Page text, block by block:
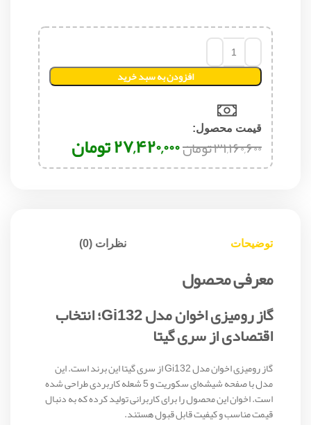
افزودن به سبد خرید
قیمت محصول:​
۳۱,۱۶۰,۶۰۰تومان۲۷,۴۲۰,۰۰۰تومان
توضیحات نظرات (0)
معرفی محصول
گاز رومیزی اخوان مدل Gi132؛ انتخاب
اقتصادی از سری گیتا
گاز رومیزی اخوان مدل Gi132 از سری گیتا این برند است. این
مدل با صفحه شیشه‌ای سکوریت و 5 شعله کاربردی طراحی شده
است. اخوان این محصول را برای کاربرانی تولید کرده که به دنبال
قیمت مناسب و کیفیت قابل قبول هستند.